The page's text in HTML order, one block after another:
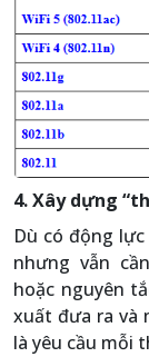
4. Xây dựng
Dù có động
nhưng vẫn
hoặc nguyên
xuất đưa ra và
là yêu cầu mỗi